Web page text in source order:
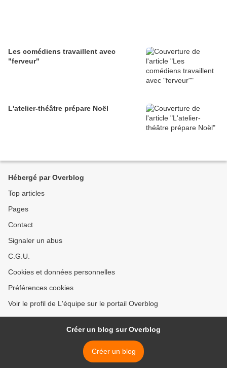
Les comédiens travaillent avec
"ferveur"
L'atelier-théâtre prépare Noël
Hébergé par Overblog
Top articles
Pages
Contact
Signaler un abus
C.G.U.
Cookies et données personnelles
Préférences cookies
Voir le profil de L'équipe sur le portail Overblog
Créer un blog sur Overblog
Créer un blog